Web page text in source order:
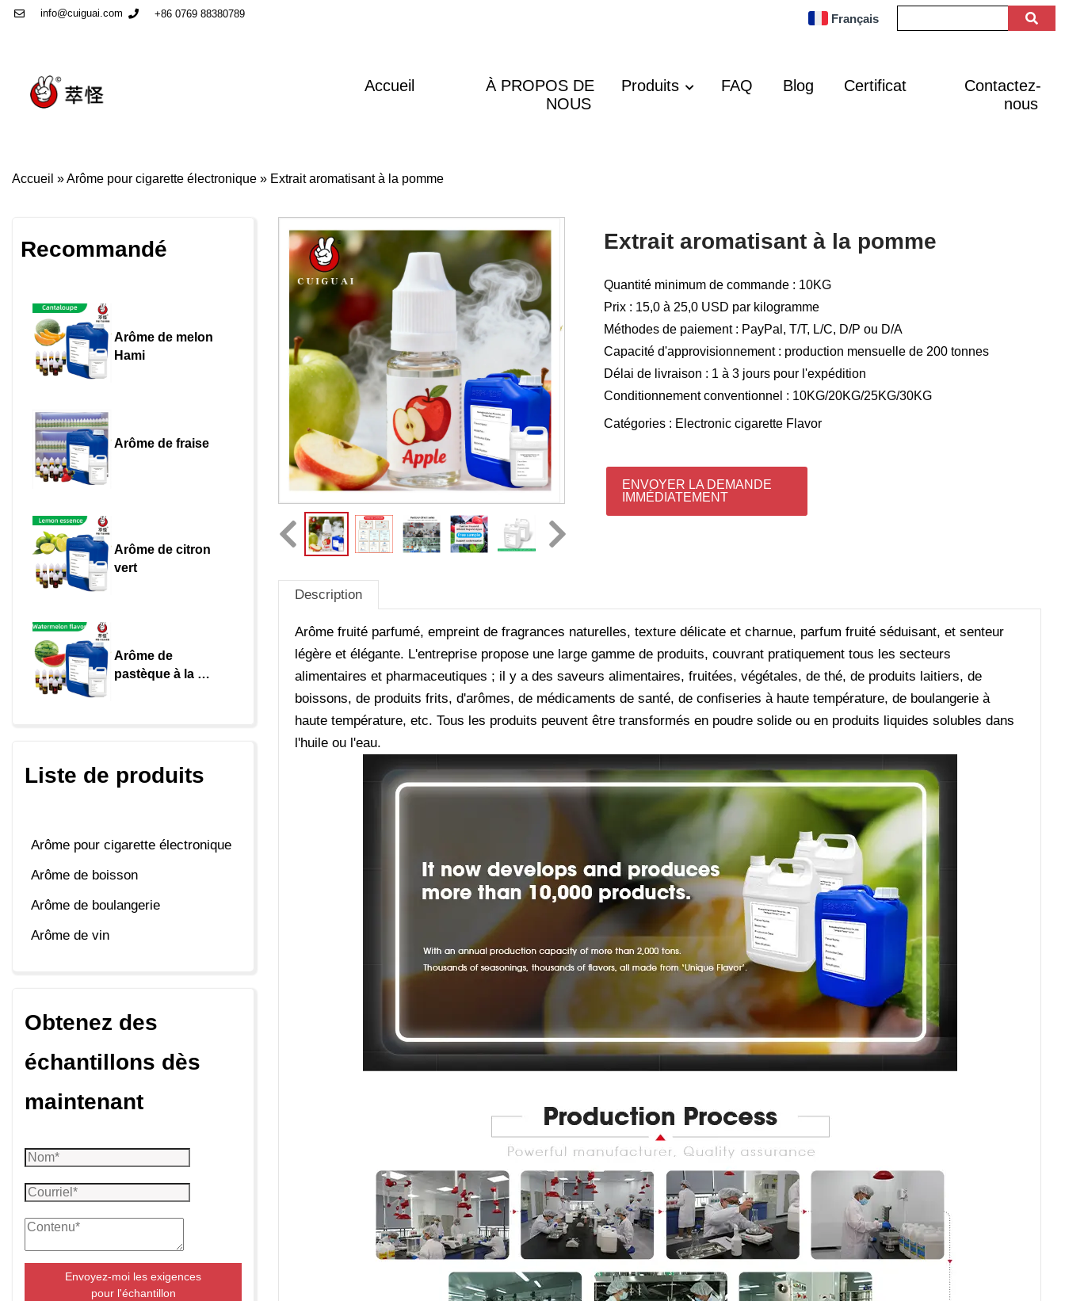
info@cuiguai.com +86 0769 88380789 Français
Accueil
À PROPOS DE
NOUS
Produits FAQ Blog Certificat
Contactez-
nous
Accueil »Arôme pour cigarette électronique » Extrait aromatisant à la pomme
Recommandé
Arôme de melon
Hami
Arôme de fraise
Arôme de citron
vert
Arôme de
pastèque à la
Liste de produits
Arôme pour cigarette électronique
Arôme de boisson
Arôme de boulangerie
Arôme de vin
Obtenez des
échantillons dès
maintenant
Envoyez-moi les exigences
pour l'échantillon
Extrait aromatisant à la pomme
Quantité minimum de commande : 10KG
Prix : 15,0 à 25,0 USD par kilogramme
Méthodes de paiement : PayPal, T/T, L/C, D/P ou D/A
Capacité d'approvisionnement : production mensuelle de 200 tonnes
Délai de livraison : 1 à 3 jours pour l'expédition
Conditionnement conventionnel : 10KG/20KG/25KG/30KG
Catégories : Electronic cigarette Flavor
ENVOYER LA DEMANDE
IMMÉDIATEMENT
Description
Arôme fruité parfumé, empreint de fragrances naturelles, texture délicate et charnue, parfum fruité séduisant, et senteur
légère et élégante. L'entreprise propose une large gamme de produits, couvrant pratiquement tous les secteurs
alimentaires et pharmaceutiques ; il y a des saveurs alimentaires, fruitées, végétales, de thé, de produits laitiers, de
boissons, de produits frits, d'arômes, de médicaments de santé, de confiseries à haute température, de boulangerie à
haute température, etc. Tous les produits peuvent être transformés en poudre solide ou en produits liquides solubles dans
l'huile ou l'eau.